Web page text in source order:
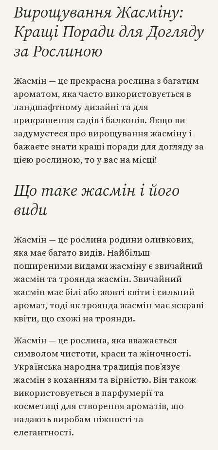
Вирощування Жасміну:
Кращі Поради для Догляду
за Рослиною
Жасмін — це прекрасна рослина з багатим
ароматом, яка часто використовується в
ландшафтному дизайні та для
прикрашення садів і балконів. Якщо ви
задумуєтеся про вирощування жасміну і
бажаєте знати кращі поради для догляду за
цією рослиною, то у вас на місці!
Що таке жасмін і його
види
Жасмін — це рослина родини оливкових,
яка має багато видів. Найбільш
поширеними видами жасміну є звичайний
жасмін та троянда жасмін. Звичайний
жасмін має білі або жовті квіти і сильний
аромат, тоді як троянда жасмін має яскраві
квіти, що схожі на троянди.
Жасмін — це рослина, яка вважається
символом чистоти, краси та жіночності.
Українська народна традиція пов’язує
жасмін з коханням та вірністю. Він також
використовується в парфумерії та
косметиці для створення ароматів, що
надають виробам ніжності та
елегантності.